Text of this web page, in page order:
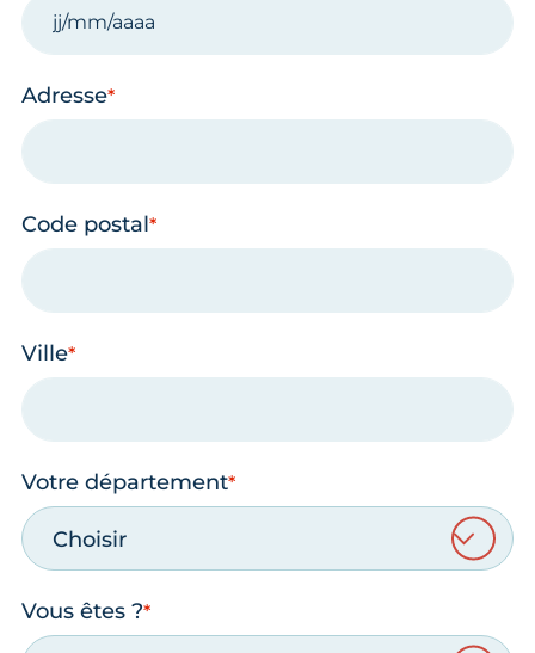
Adresse
Code postal
Ville
Votre département
Choisir
Vous êtes ?